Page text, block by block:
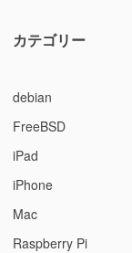
り
カテゴリー
debian
FreeBSD
iPad
iPhone
Mac
Raspberry Pi